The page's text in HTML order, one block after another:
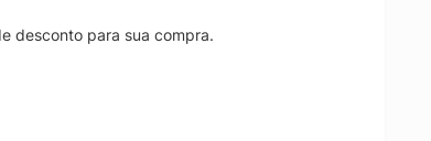
desconto para sua compra.